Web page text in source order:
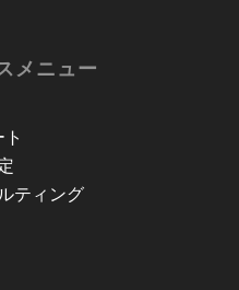
メニュー
ティング